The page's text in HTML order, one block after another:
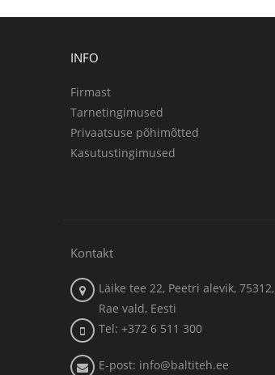
INFO
Firmast
Tarnetingimused
Privaatsuse põhimõtted
Kasutustingimused
Kontakt
Läike tee 22, Peetri alevik, 75312,
Rae vald, Eesti
Tel: +372 6 511 300
E-post: info@baltiteh.ee